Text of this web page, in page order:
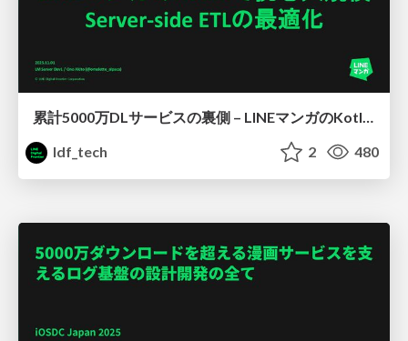
累計5000万DLサービスの裏側 – LINEマンガのKotlinで挑む大規模 Server-side ETLの最適化
ldf_tech
2 480